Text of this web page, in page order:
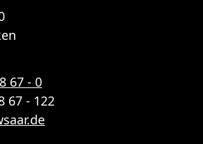
67 - 0
67 - 122
.de